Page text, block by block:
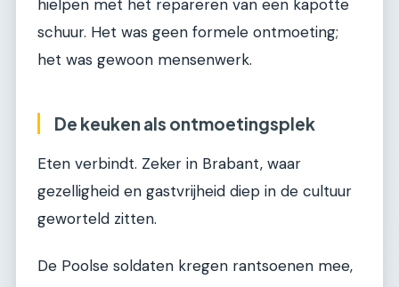
hielpen met het repareren van een kapotte
schuur. Het was geen formele ontmoeting;
het was gewoon mensenwerk.
De keuken als ontmoetingsplek
Eten verbindt. Zeker in Brabant, waar
gezelligheid en gastvrijheid diep in de cultuur
geworteld zitten.
De Poolse soldaten kregen rantsoenen mee,